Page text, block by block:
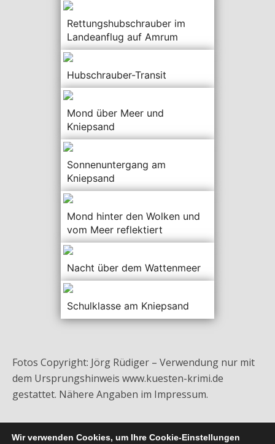
Rettungshubschrauber im
Landeanflug auf Amrum
Hubschrauber-Transit
Mond über Meer und
Kniepsand
Sonnenuntergang am
Kniepsand
Mond hinter den Wolken und
vom Meer reflektiert
Nacht über dem Wattenmeer
Schulklasse am Kniepsand
Fotos Copyright: Jörg Rüdiger – Verwendung nur mit
dem Ursprungshinweis www.kuesten-krimi.de
gestattet. Nähere Angaben im Impressum.
Wir verwenden Cookies, um Ihre Cookie-Einstellungen